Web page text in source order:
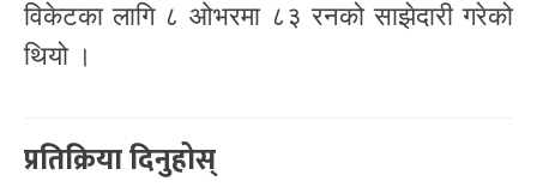
विकेटका लागि ८ ओभरमा ८३ रनको साझेदारी गरेको
थियो ।
प्रतिक्रिया दिनुहोस्